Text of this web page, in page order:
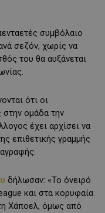
συμβόλαιο
σεζόν, χωρίς να
του θα αυξάνεται
ότι οι
στην ομάδα την
έχει αρχίσει να
επιθετικής γραμμής
δήλωσαν: «Το όνειρό
και στα κορυφαία
Χάποελ, όμως από